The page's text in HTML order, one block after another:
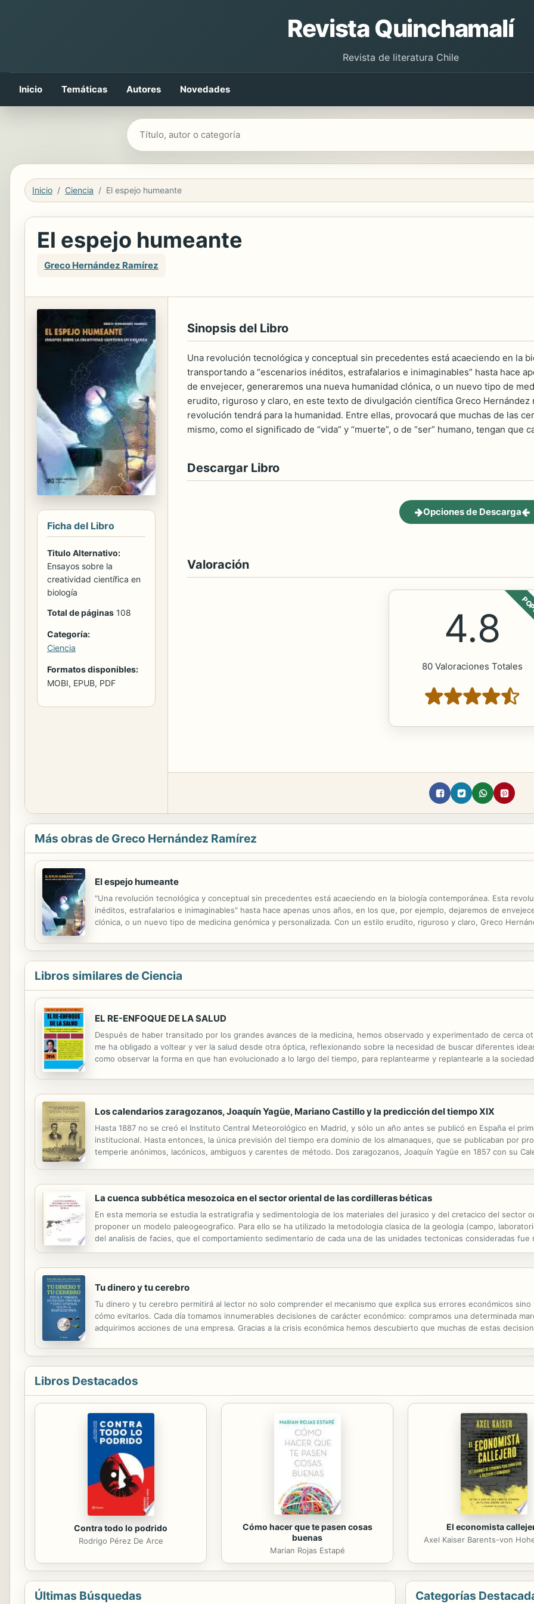
Revista Quinchamalí
Revista de literatura Chile
Inicio Temáticas Autores Novedades
Buscar libros
Inicio Ciencia El espejo humeante
El espejo humeante
Greco Hernández Ramírez
Ficha del Libro
Titulo Alternativo:
Ensayos sobre la
creatividad científica en
biología
Total de páginas 108
Categoría:
Ciencia
Formatos disponibles:
MOBI, EPUB, PDF
Sinopsis del Libro
Una revolución tecnológica y conceptual sin precedentes está acaeciendo en la
transportando a “escenarios inéditos, estrafalarios e inimaginables” hasta hace
de envejecer, generaremos una nueva humanidad clónica, o un nuevo tipo de
erudito, riguroso y claro, en este texto de divulgación científica Greco
revolución tendrá para la humanidad. Entre ellas, provocará que muchas de las
mismo, como el significado de “vida” y “muerte”, o de “ser” humano, tengan que
Descargar Libro
Opciones de Descarga
Valoración
4.8
80 Valoraciones Totales
Más obras de Greco Hernández Ramírez
El espejo humeante
"Una revolución tecnológica y conceptual sin precedentes está acaeciendo en la biología contemporánea. Esta
inéditos, estrafalarios e inimaginables" hasta hace apenas unos años, en los que, por ejemplo, dejaremos de
clónica, o un nuevo tipo de medicina genómica y personalizada. Con un estilo erudito, riguroso y claro, Greco
Libros similares de Ciencia
EL RE-ENFOQUE DE LA SALUD
Después de haber transitado por los grandes avances de la medicina, hemos observado y experimentado de cerca
me ha obligado a voltear y ver la salud desde otra óptica, reflexionando sobre la necesidad de buscar diferentes
como observar la forma en que han evolucionado a lo largo del tiempo, para replantearme y replantearle a la
Los calendarios zaragozanos, Joaquín Yagüe, Mariano Castillo y la predicción del tiempo XIX
Hasta 1887 no se creó el Instituto Central Meteorológico en Madrid, y sólo un año antes se publicó en España el
institucional. Hasta entonces, la única previsión del tiempo era dominio de los almanaques, que se publicaban por
temperie anónimos, lacónicos, ambiguos y carentes de método. Dos zaragozanos, Joaquín Yagüe en 1857 con su
La cuenca subbética mesozoica en el sector oriental de las cordilleras béticas
En esta memoria se estudia la estratigrafia y sedimentologia de los materiales del jurasico y del cretacico del sector
proponer un modelo paleogeografico. Para ello se ha utilizado la metodologia clasica de la geologia (campo,
del analisis de facies, que el comportamiento sedimentario de cada una de las unidades tectonicas consideradas
Tu dinero y tu cerebro
Tu dinero y tu cerebro permitirá al lector no solo comprender el mecanismo que explica sus errores económicos
cómo evitarlos. Cada día tomamos innumerables decisiones de carácter económico: compramos una determinada
adquirimos acciones de una empresa. Gracias a la crisis económica hemos descubierto que muchas de estas
Libros Destacados
Contra todo lo podrido
Rodrigo Pérez De Arce
Cómo hacer que te pasen cosas
buenas
Marian Rojas Estapé
El economista
Axel Kaiser Barents-von
Últimas Búsquedas Categorías